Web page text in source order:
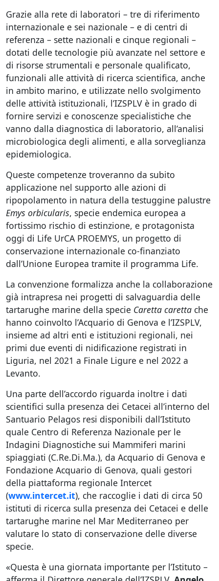
Grazie alla rete di laboratori – tre di riferimento
internazionale e sei nazionale – e di centri di
referenza – sette nazionali e cinque regionali –
dotati delle tecnologie più avanzate nel settore e
di risorse strumentali e personale qualificato,
funzionali alle attività di ricerca scientifica, anche
in ambito marino, e utilizzate nello svolgimento
delle attività istituzionali, l’IZSPLV è in grado di
fornire servizi e conoscenze specialistiche che
vanno dalla diagnostica di laboratorio, all’analisi
microbiologica degli alimenti, e alla sorveglianza
epidemiologica.
Queste competenze troveranno da subito
applicazione nel supporto alle azioni di
ripopolamento in natura della testuggine palustre
Emys orbicularis, specie endemica europea a
fortissimo rischio di estinzione, e protagonista
oggi di Life UrCA PROEMYS, un progetto di
conservazione internazionale co-finanziato
dall’Unione Europea tramite il programma Life.
La convenzione formalizza anche la collaborazione
già intrapresa nei progetti di salvaguardia delle
tartarughe marine della specie Caretta caretta che
hanno coinvolto l’Acquario di Genova e l’IZSPLV,
insieme ad altri enti e istituzioni regionali, nei
primi due eventi di nidificazione registrati in
Liguria, nel 2021 a Finale Ligure e nel 2022 a
Levanto.
Una parte dell’accordo riguarda inoltre i dati
scientifici sulla presenza dei Cetacei all’interno del
Santuario Pelagos resi disponibili dall’Istituto
quale Centro di Referenza Nazionale per le
Indagini Diagnostiche sui Mammiferi marini
spiaggiati (C.Re.Di.Ma.), da Acquario di Genova e
Fondazione Acquario di Genova, quali gestori
della piattaforma regionale Intercet
(www.intercet.it), che raccoglie i dati di circa 50
istituti di ricerca sulla presenza dei Cetacei e delle
tartarughe marine nel Mar Mediterraneo per
valutare lo stato di conservazione delle diverse
specie.
«Questa è una giornata importante per l’Istituto –